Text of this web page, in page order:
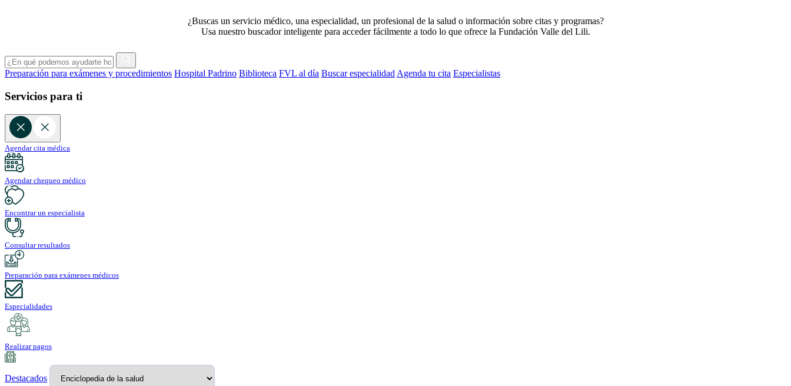
¿Buscas un servicio médico, una especialidad, un profesional de la salud o información sobre citas y programas?
Usa nuestro buscador inteligente para acceder fácilmente a todo lo que ofrece la Fundación Valle del Lili.
Preparación para exámenes y procedimientos Hospital Padrino Biblioteca FVL al día Buscar especialidad Agenda tu cita Especialistas
Servicios para ti
Agendar cita médica
Agendar chequeo médico
Encontrar un especialista
Consultar resultados
Preparación para exámenes médicos
Especialidades
Realizar pagos
Destacados